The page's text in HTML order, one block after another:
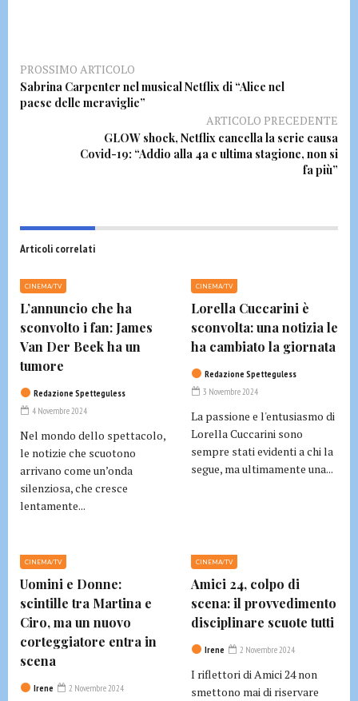
PROSSIMO ARTICOLO
Sabrina Carpenter nel musical Netflix di “Alice nel
paese delle meraviglie”
ARTICOLO PRECEDENTE
GLOW shock, Netflix cancella la serie causa
Covid-19: “Addio alla 4a e ultima stagione, non si
fa più”
Articoli correlati
CINEMA/TV
L’annuncio che ha
sconvolto i fan: James
Van Der Beek ha un
tumore
Redazione Spetteguless
4 Novembre 2024
Nel mondo dello spettacolo,
le notizie che scuotono
arrivano come un’onda
silenziosa, che cresce
lentamente...
CINEMA/TV
Lorella Cuccarini è
sconvolta: una notizia le
ha cambiato la giornata
Redazione Spetteguless
3 Novembre 2024
La passione e l'entusiasmo di
Lorella Cuccarini sono
sempre stati evidenti a chi la
segue, ma ultimamente una...
CINEMA/TV
Uomini e Donne:
scintille tra Martina e
Ciro, ma un nuovo
corteggiatore entra in
scena
Irene 2 Novembre 2024
CINEMA/TV
Amici 24, colpo di
scena: il provvedimento
disciplinare scuote tutti
Irene 2 Novembre 2024
I riflettori di Amici 24 non
smettono mai di riservare